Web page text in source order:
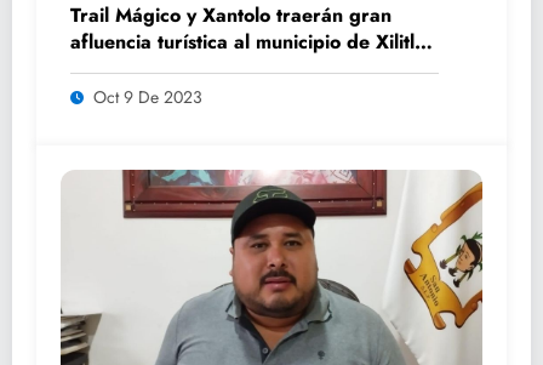
Trail Mágico y Xantolo traerán gran
afluencia turística al municipio de Xilitla:
Benjamín Luna
Oct 9 De 2023